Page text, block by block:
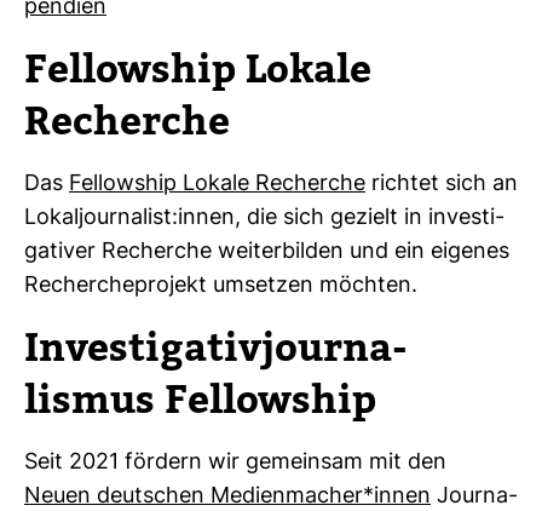
pen­dien
Fel­low­ship Lokale
Recherche
Das Fel­low­ship Lokale Recherche richtet sich an
Lokal­jour­na­list:innen, die sich gezielt in inves­ti­
ga­tiver Recherche wei­ter­bilden und ein eigenes
Recher­che­pro­jekt umsetzen möchten.
Inves­ti­ga­ti­vjour­na­
lismus Fel­low­ship
Seit 2021 för­dern wir gemeinsam mit den
Neuen deut­schen Medi­en­ma­cher*innen Jour­na­